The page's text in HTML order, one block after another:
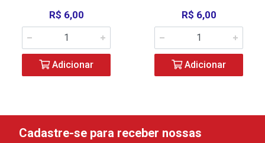
R$ 6,00
Adicionar
R$ 6,00
Adicionar
Cadastre-se para receber nossas